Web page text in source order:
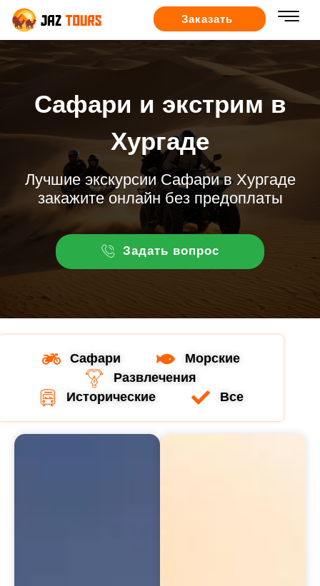
Заказать
Сафари и экстрим в
Хургаде
Лучшие экскурсии Сафари в Хургаде
закажите онлайн без предоплаты
Задать вопрос
Сафари
Морские
Развлечения
Исторические
Все